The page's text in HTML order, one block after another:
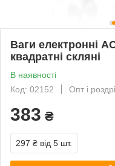
Ваги електронні
квадратні скляні
В наявності
Код: 02152
Опт і
383 ₴
297 ₴ від 5 шт.